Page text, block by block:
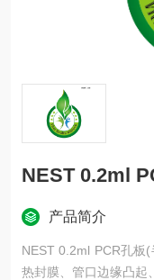
NEST 0.2ml
产品简介
NEST 0.2ml PCR孔板
热封膜、管口边缘凸起